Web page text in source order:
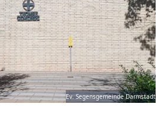
Ev. Segensgemeinde Darmstadt